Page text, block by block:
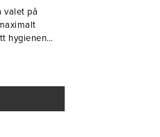
valet på
hygienen